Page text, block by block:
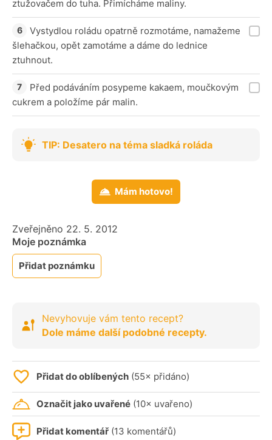
ztužovačem do tuha. Přimícháme maliny.
Vystydlou roládu opatrně rozmotáme, namažeme
šlehačkou, opět zamotáme a dáme do lednice
ztuhnout.
Před podáváním posypeme kakaem, moučkovým
cukrem a položíme pár malin.
TIP: Desatero na téma sladká roláda
Mám hotovo!
Zveřejněno 22. 5. 2012
Moje poznámka
Přidat poznámku
Nevyhovuje vám tento recept?
Dole máme další podobné recepty.
Přidat do oblíbených (55× přidáno)
Označit jako uvařené (10× uvařeno)
Přidat komentář (13 komentářů)